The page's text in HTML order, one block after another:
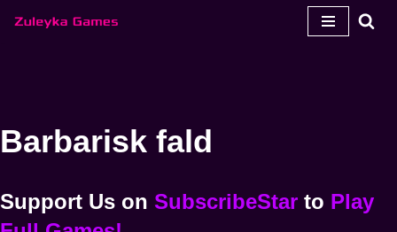
Barbarisk fald
Support Us on SubscribeStar to Play